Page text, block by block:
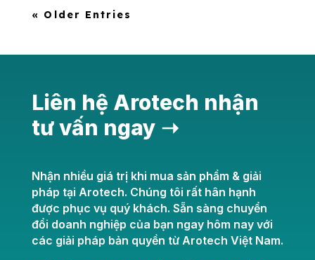
« Older Entries
Liên hệ Arotech nhận
tư vấn ngay ➝
Nhận nhiều giá trị khi mua sản phẩm & giải
pháp tại Arotech. Chúng tôi rất hân hạnh
được phục vụ quý khách. Sẵn sàng chuyển
đổi doanh nghiệp của bạn ngay hôm nay với
các giải pháp bản quyền từ Arotech Việt Nam.